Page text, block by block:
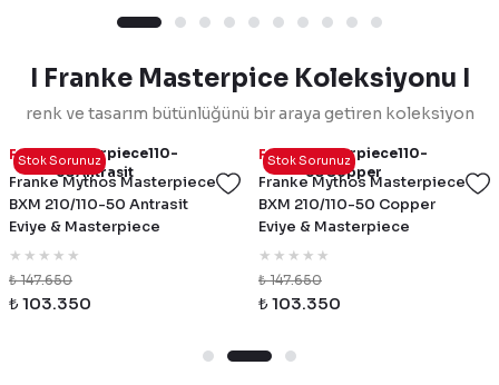
I Franke Masterpice Koleksiyonu I
renk ve tasarım bütünlüğünü bir araya getiren koleksiyon
Stok Sorunuz
FrankeMasterpiece110-
50Antrasit
Franke Mythos Masterpiece
BXM 210/110-50 Antrasit
Eviye & Masterpiece
Antrasit Armatür & Antrasit
Sabunluk
₺ 147.650
₺ 103.350
Stok Sorunuz
FrankeMasterpiece110-
50Copper
Franke Mythos Masterpiece
BXM 210/110-50 Copper
Eviye & Masterpiece
Copper Armatür & Copper
Sabunluk
₺ 147.650
₺ 103.350